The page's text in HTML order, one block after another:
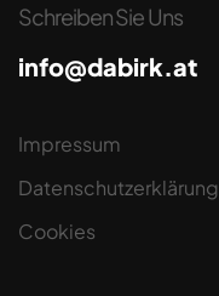
Schreiben Sie Uns
info@dabirk.at
Impressum
Datenschutzerklärung
Cookies